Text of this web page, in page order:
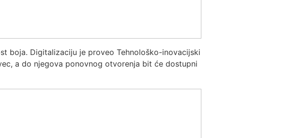
boja. Digitalizaciju je proveo Tehnološko-inovacijski
a do njegova ponovnog otvorenja bit će dostupni